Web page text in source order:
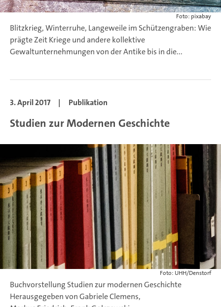
Foto: pixabay
Blitzkrieg, Winterruhe, Langeweile im Schützengraben: Wie
prägte Zeit Kriege und andere kollektive
Gewaltunternehmungen von der Antike bis in die...
3. April 2017 | Publikation
Studien zur Modernen Geschichte
Foto: UHH/Denstorf
Buchvorstellung Studien zur modernen Geschichte
Herausgegeben von Gabriele Clemens,